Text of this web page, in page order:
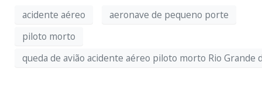
acidente aéreo
aeronave de pequeno porte
piloto morto
queda de avião acidente aéreo piloto morto Rio